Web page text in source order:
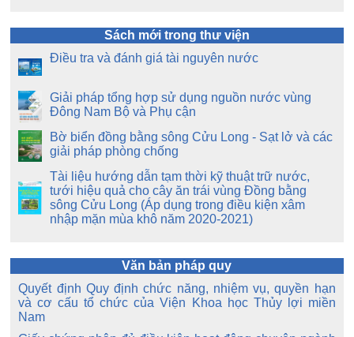
Sách mới trong thư viện
Điều tra và đánh giá tài nguyên nước
Giải pháp tổng hợp sử dụng nguồn nước vùng
Đông Nam Bộ và Phụ cận
Bờ biển đồng bằng sông Cửu Long - Sạt lở và các
giải pháp phòng chống
Tài liệu hướng dẫn tạm thời kỹ thuật trữ nước,
tưới hiệu quả cho cây ăn trái vùng Đồng bằng
sông Cửu Long (Áp dụng trong điều kiện xâm
nhập mặn mùa khô năm 2020-2021)
Văn bản pháp quy
Quyết định Quy định chức năng, nhiệm vụ, quyền hạn
và cơ cấu tổ chức của Viện Khoa học Thủy lợi miền
Nam